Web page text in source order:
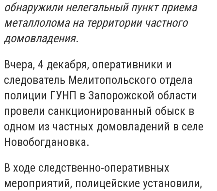
обнаружили нелегальный пункт приема
металлолома на территории частного
домовладения.
Вчера, 4 декабря, оперативники и
следователь Мелитопольского отдела
полиции ГУНП в Запорожской области
провели санкционированный обыск в
одном из частных домовладений в селе
Новобогдановка.
В ходе следственно-оперативных
мероприятий, полицейские установили,